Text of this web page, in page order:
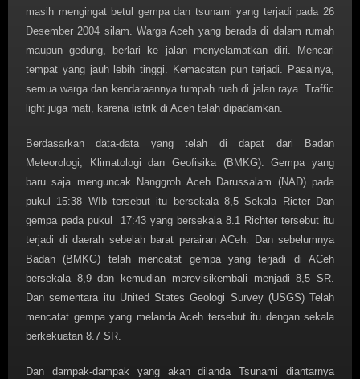
masih mengingat betul gempa dan tsunami yang terjadi pada 26
Desember 2004 silam. Warga Aceh yang berada di dalam rumah
maupun gedung, berlari ke jalan menyelamatkan diri. Mencari
tempat yang jauh lebih tinggi. Kemacetan pun terjadi. Pasalnya,
semua warga dan kendaraannya tumpah ruah di jalan raya. Traffic
light juga mati, karena listrik di Aceh telah dipadamkan.
Berdasarkan data-data yang telah di dapat dari Badan
Meteorologi, Klimatologi dan Geofisika (BMKG). Gempa yang
baru saja menguncak Nanggroh Aceh Darussalam (NAD) pada
pukul 15:38 WIb tersebut itu bersekala 8,5 Sekala Ricter Dan
gempa pada pukul 17:43 yang bersekala 8.1 Richter tersebut itu
terjadi di daerah sebelah barat perairan ACeh. Dan sebelumnya
Badan (BMKG) telah mencatat gempa yang terjadi di ACeh
bersekala 8,9 dan kemudian merevisikembali menjadi 8,5 SR.
Dan sementara itu United States Geologi Survey (USGS) Telah
mencatat gempa yang melanda Aceh tersebut itu dengan sekala
berkekuatan 8.7 SR.
Dan dampak-dampak yang akan dilanda Tsunami diantarnya